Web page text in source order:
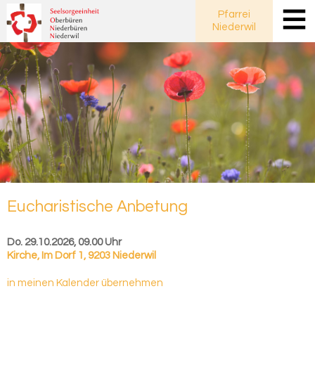
Pfarrei
Niederwil
Eu­cha­ris­ti­sche An­be­tung
Do. 29.10.2026, 09.00 Uhr
Kirche, Im Dorf 1, 9203 Niederwil
in meinen Kalender übernehmen